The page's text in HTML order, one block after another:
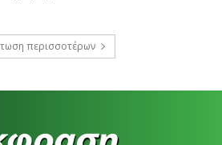
περισσοτέρων